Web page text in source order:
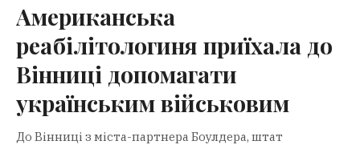
Американська
реабілітологиня приїхала до
Вінниці допомагати
українським військовим
До Вінниці з міста-партнера Боулдера, штат